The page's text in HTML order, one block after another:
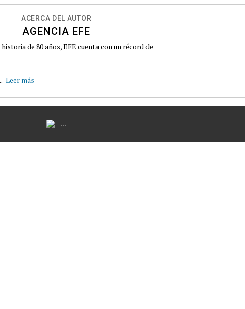
ACERCA DEL AUTOR
AGENCIA EFE
de 80 años, EFE cuenta con un récord de
Leer más
...